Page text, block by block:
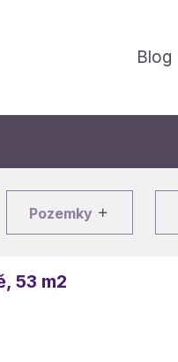
Blog
Pozemky
53 m2